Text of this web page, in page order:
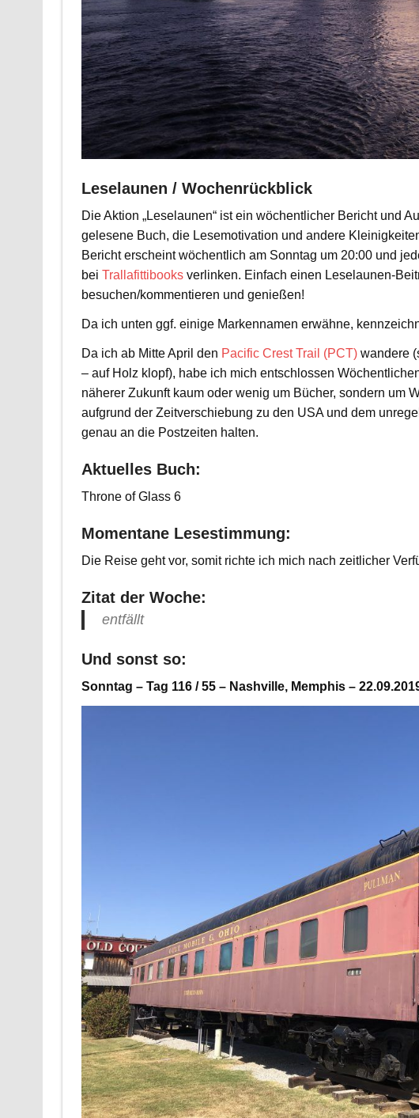
Leselaunen / Wochenrückblick
Die Aktion „Leselaunen“ ist ein wöchentlicher Bericht und
gelesene Buch, die Lesemotivation und andere
Bericht erscheint wöchentlich am Sonntag um 20:00 und
bei Trallafittibooksverlinken. Einfach einen Leselaunen-
besuchen/kommentieren und genießen!
Da ich unten ggf. einige Markennamen erwähne,
Da ich ab Mitte April den Pacific Crest Trail (PCT)wandere
– auf Holz klopf), habe ich mich entschlossen
näherer Zukunft kaum oder wenig um Bücher, sondern um
aufgrund der Zeitverschiebung zu den USA und dem
genau an die Postzeiten halten.
Aktuelles Buch:
Throne of Glass 6
Momentane Lesestimmung:
Die Reise geht vor, somit richte ich mich nach zeitlicher
Zitat der Woche:
entfällt
Und sonst so:
Sonntag – Tag 116 / 55 – Nashville, Memphis –